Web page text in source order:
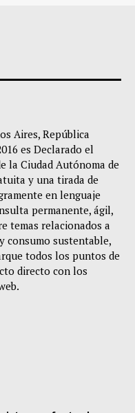
Aires, República
es Declarado el
la Ciudad Autónoma de
y una tirada de
en lenguaje
permanente, ágil,
temas relacionados a
consumo sustentable,
todos los puntos de
directo con los